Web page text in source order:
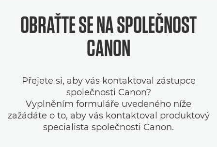
OBRAŤTE SE NA SPOLEČNOST
CANON
Přejete si, aby vás kontaktoval zástupce
společnosti Canon?
Vyplněním formuláře uvedeného níže
zažádáte o to, aby vás kontaktoval produktový
specialista společnosti Canon.